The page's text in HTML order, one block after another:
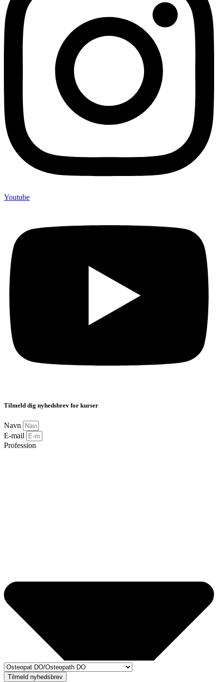
Youtube
Tilmeld dig nyhedsbrev for kurser
Navn
E-mail
Profession
Tilmeld nyhedsbrev